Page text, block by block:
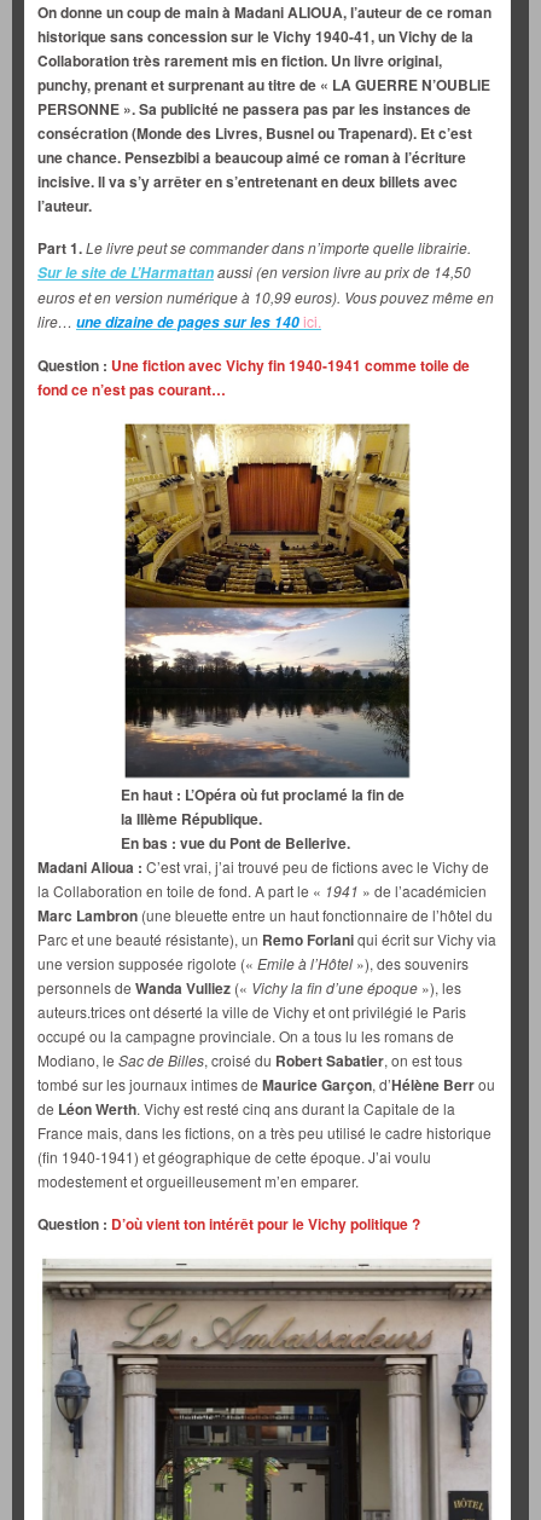
On donne un coup de main à Madani ALIOUA, l’auteur de ce roman
historique sans concession sur le Vichy 1940-41, un Vichy de la
Collaboration très rarement mis en fiction. Un livre original,
punchy, prenant et surprenant au titre de « LA GUERRE N’OUBLIE
PERSONNE ». Sa publicité ne passera pas par les instances de
consécration (Monde des Livres, Busnel ou Trapenard). Et c’est
une chance. Pensezbibi a beaucoup aimé ce roman à l’écriture
incisive. Il va s’y arrêter en s’entretenant en deux billets avec
l’auteur.
Part 1.Le livre peut se commander dans n’importe quelle librairie.
Sur le site de L’Harmattanaussi (en version livre au prix de 14,50
euros et en version numérique à 10,99 euros). Vous pouvez même en
lire… une dizaine de pages sur les 140ici.
Question : Une fiction avec Vichy fin 1940-1941 comme toile de
fond ce n’est pas courant…
En haut : L’Opéra où fut proclamé la fin de
la IIIème République.
En bas : vue du Pont de Bellerive.
Madani Alioua : C’est vrai, j’ai trouvé peu de fictions avec le Vichy de
la Collaboration en toile de fond. A part le « 1941 » de l’académicien
Marc Lambron (une bleuette entre un haut fonctionnaire de l’hôtel du
Parc et une beauté résistante), un Remo Forlaniqui écrit sur Vichy via
une version supposée rigolote (« Emile à l’Hôtel »), des souvenirs
personnels de Wanda Vulliez (« Vichy la fin d’une époque »), les
auteurs.trices ont déserté la ville de Vichy et ont privilégié le Paris
occupé ou la campagne provinciale. On a tous lu les romans de
Modiano, le Sac de Billes, croisé du Robert Sabatier, on est tous
tombé sur les journaux intimes de Maurice Garçon, d’Hélène Berrou
de Léon Werth. Vichy est resté cinq ans durant la Capitale de la
France mais, dans les fictions, on a très peu utilisé le cadre historique
(fin 1940-1941) et géographique de cette époque. J’ai voulu
modestement et orgueilleusement m’en emparer.
Question : D’où vient ton intérêt pour le Vichy politique ?